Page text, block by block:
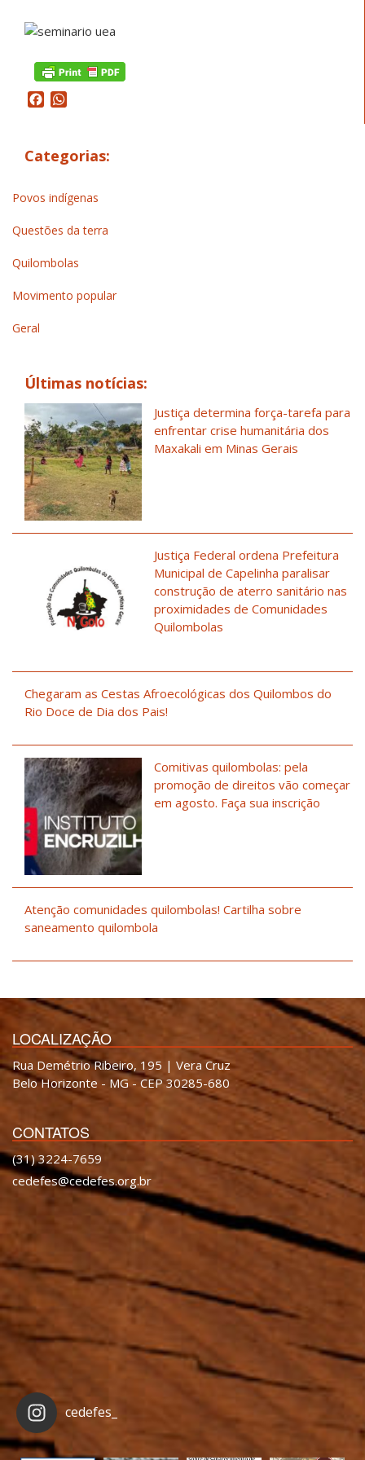
Facebook
Categorias:
Povos indígenas
Questões da terra
Quilombolas
Movimento popular
Geral
Últimas notícias:
Justiça determina força-tarefa para
enfrentar crise humanitária dos
Maxakali em Minas Gerais
Justiça Federal ordena Prefeitura
Municipal de Capelinha paralisar
construção de aterro sanitário nas
proximidades de Comunidades
Quilombolas
Chegaram as Cestas Afroecológicas dos Quilombos do
Rio Doce de Dia dos Pais!
Comitivas quilombolas: pela
promoção de direitos vão começar
em agosto. Faça sua inscrição
Atenção comunidades quilombolas! Cartilha sobre
saneamento quilombola
LOCALIZAÇÃO
Rua Demétrio Ribeiro, 195 | Vera Cruz
Belo Horizonte - MG - CEP 30285-680
CONTATOS
(31) 3224-7659
cedefes@cedefes.org.br
cedefes_